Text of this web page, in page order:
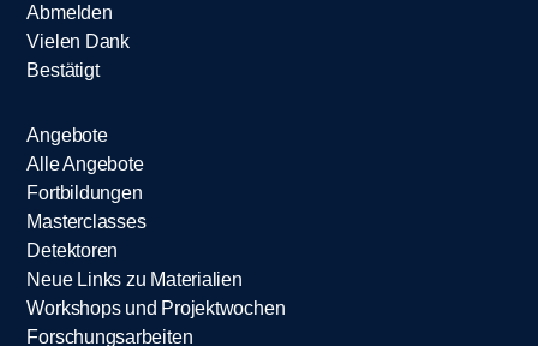
Abmelden
Vielen Dank
Bestätigt
Angebote
Alle Angebote
Fortbildungen
Masterclasses
Detektoren
Neue Links zu Materialien
Workshops und Projektwochen
Forschungsarbeiten